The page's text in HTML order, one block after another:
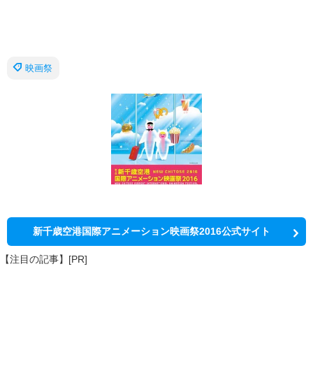
映画祭
新千歳空港国際アニメーション映画祭2016公式サイト
【注目の記事】[PR]